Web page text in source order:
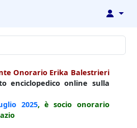
↓
Onorario Erika Balestrieri
enciclopedico online sulla
2025, è socio onorario